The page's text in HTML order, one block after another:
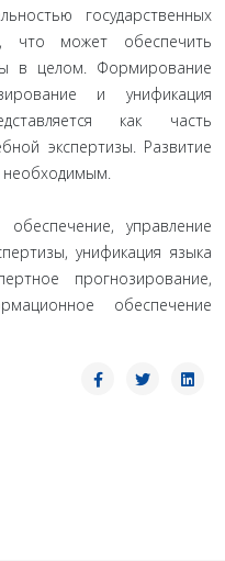
государственных
что может обеспечить
в целом. Формирование
и унификация
как часть
экспертизы. Развитие
необходимым.
обеспечение, управление
унификация языка
прогнозирование,
обеспечение